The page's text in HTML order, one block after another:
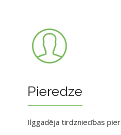
Pieredze
Ilggadēja tirdzniecības